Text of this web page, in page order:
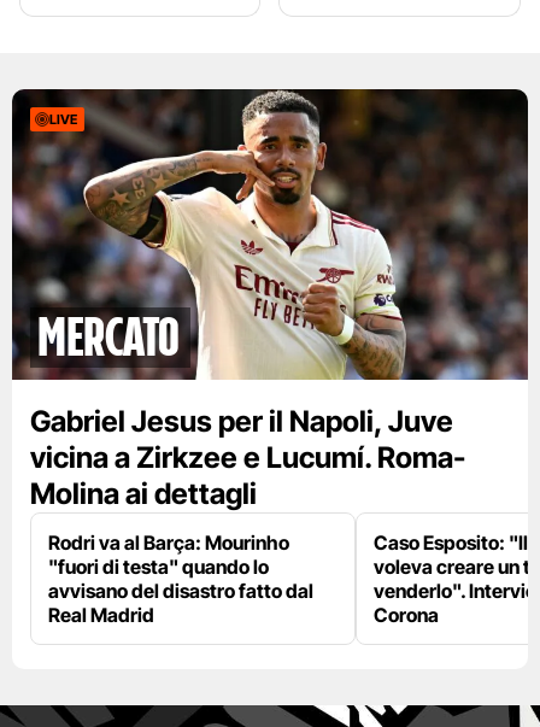
LIVE
mercato
Gabriel Jesus per il Napoli, Juve
vicina a Zirkzee e Lucumí. Roma-
Molina ai dettagli
Rodri va al Barça: Mourinho
"fuori di testa" quando lo
avvisano del disastro fatto dal
Real Madrid
Caso Esposito: "Il
voleva creare un
venderlo".
Corona